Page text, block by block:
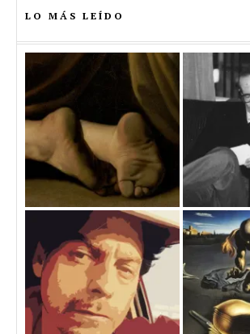
LO MÁS LEÍDO